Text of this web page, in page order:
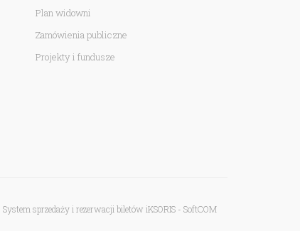
Plan widowni
Zamówienia publiczne
Projekty i fundusze
System sprzedaży i rezerwacji biletów iKSORIS - SoftCOM